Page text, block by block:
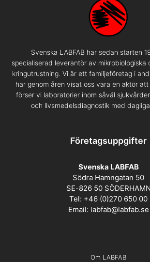
Svenska LABFAB har sedan starten
specialiserad leverantör av mikrobiologiska
kringutrustning. Vi är ett familjeföretag i
har genom åren visat oss vara en aktör
förser vi laboratorier inom såväl
och livsmedelsdiagnostik med
Företagsuppgifter
Svenska LABFAB
Södra Hamngatan 50
SE-826 50 SÖDERHAMN
Tel: +46 (0)270 650 00
Email: labfab@labfab.se
Om LABFAB